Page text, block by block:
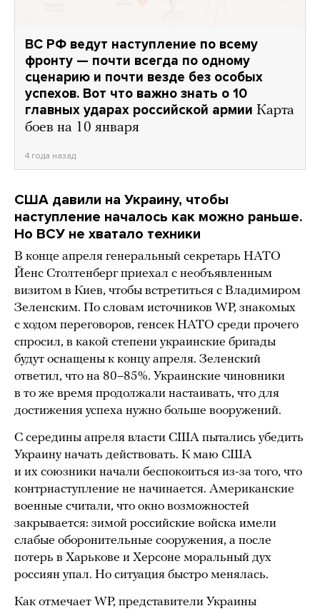
ВС РФ ведут наступление по всему
фронту — почти всегда по одному
сценарию и почти везде без особых
успехов. Вот что важно знать о 10
главных ударах российской армии Карта
боев на 10 января
4 года назад
США давили на Украину, чтобы
наступление началось как можно раньше.
Но ВСУ не хватало техники
В конце апреля генеральный секретарь НАТО
Йенс Столтенберг приехал с необъявленным
визитом в Киев, чтобы встретиться с Владимиром
Зеленским. По словам источников WP, знакомых
с ходом переговоров, генсек НАТО среди прочего
спросил, в какой степени украинские бригады
будут оснащены к концу апреля. Зеленский
ответил, что на 80–85%. Украинские чиновники
в то же время продолжали настаивать, что для
достижения успеха нужно больше вооружений.
С середины апреля власти США пытались убедить
Украину начать действовать. К маю США
и их союзники начали беспокоиться из-за того, что
контрнаступление не начинается. Американские
военные считали, что окно возможностей
закрывается: зимой российские войска имели
слабые оборонительные сооружения, а после
потерь в Харькове и Херсоне моральный дух
россиян упал. Но ситуация быстро менялась.
Как отмечает WP, представители Украины